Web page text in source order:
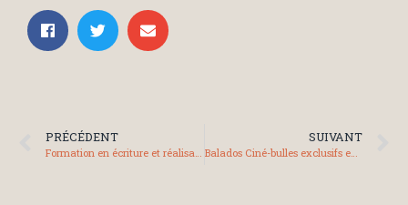
PRÉCÉDENT SUIVANT
Balados Ciné-bulles exclusifs en direct du festival Les Percéides